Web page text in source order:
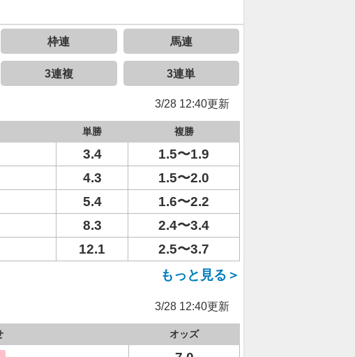
枠連 馬連
3連複 3連単
3/28 12:40更新
単勝 複勝
3.4
1.5〜1.9
4.3
1.5〜2.0
5.4
1.6〜2.2
8.3
2.4〜3.4
12.1
2.5〜3.7
もっと見る＞
3/28 12:40更新
オッズ